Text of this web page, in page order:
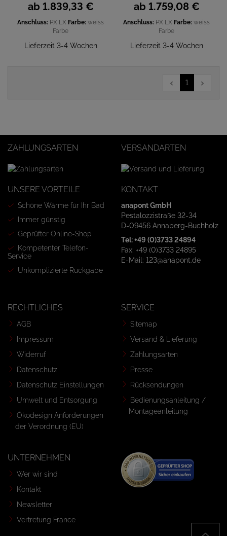
ab 1.839,33 €
Anschluss: PX LX Farbe: weiss
Farbe
Lieferzeit 3-4 Wochen
ab 1.759,08 €
Anschluss: PX LX Farbe: weiss
Farbe
Lieferzeit 3-4 Wochen
1
ZAHLUNGSARTEN VERSANDARTEN
UNSERE VORTEILE
Schöne Wärme für Ihr Bad
Immer günstig
Geprüfter Online-Shop
Kompetenter Telefon-
Service
Unkomplizierte Rückgabe
KONTAKT
anapont GmbH
Pestalozzistraße 32-34
D-09456 Annaberg-Buchholz
Tel: +49 (0)3733 24894
Fax: +49 (0)3733 24895
E-Mail: 123@anapont.de
RECHTLICHES
AGB
Impressum
Widerruf
Datenschutz
Datenschutz Einstellungen
Umwelt und Entsorgung
Ökodesign Anforderungen
der Verordnung (EU)
SERVICE
Sitemap
Versand & Lieferung
Zahlungsarten
Presse
Rücksendungen
Bedienungsanleitung /
Montageanleitung
UNTERNEHMEN
Wer wir sind
Kontakt
Newsletter
Vertretung France